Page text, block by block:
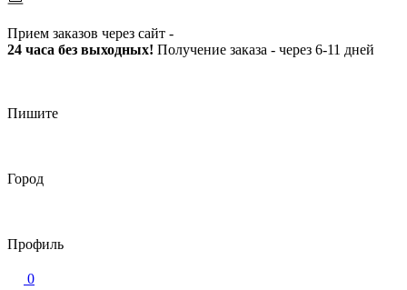
Прием заказов через сайт -
24 часа без выходных! Получение заказа - через 6-11 дней
Пишите
Город
Профиль
0